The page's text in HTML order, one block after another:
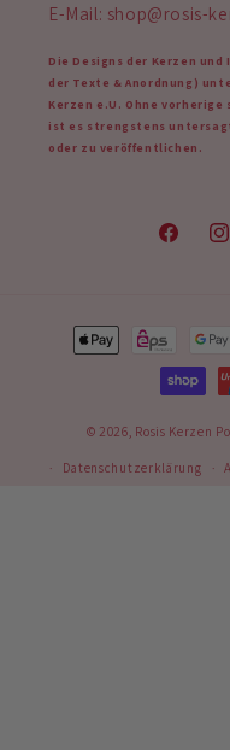
E-Mail: shop@rosis-
Die Designs der Kerzen
der Texte & Anordnung)
Kerzen e.U. Ohne
ist es strengstens
oder zu veröffentlichen.
Facebook
Zahlungsmethoden
© 2026, Rosis Kerzen
Datenschutzerklärung